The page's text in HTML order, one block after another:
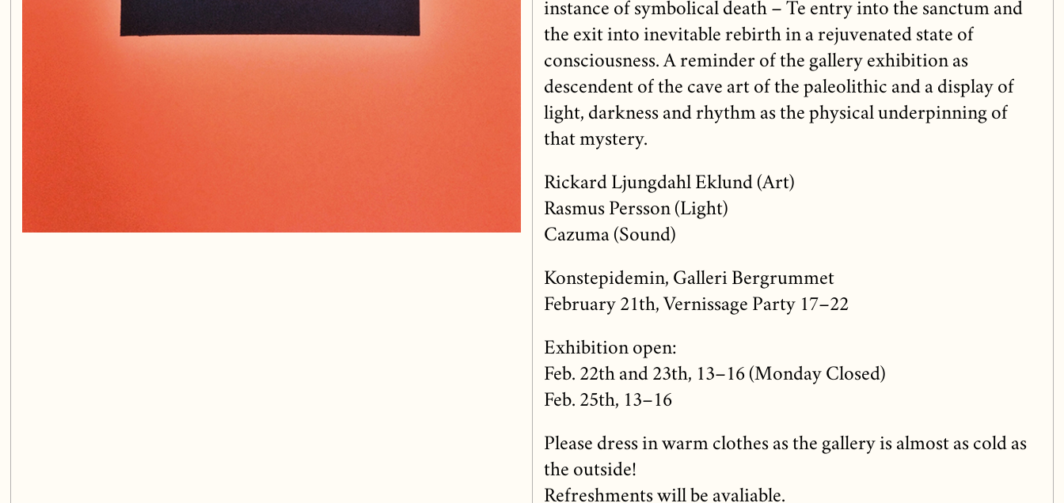
instance of symbolical death – Te entry into the sanctum and
the exit into inevitable rebirth in a rejuvenated state of
consciousness. A reminder of the gallery exhibition as
descendent of the cave art of the paleolithic and a display of
light, darkness and rhythm as the physical underpinning of
that mystery.
Rickard Ljungdahl Eklund (Art)
Rasmus Persson (Light)
Cazuma (Sound)
Konstepidemin, Galleri Bergrummet
February 21th, Vernissage Party 17–22
Exhibition open:
Feb. 22th and 23th, 13–16 (Monday Closed)
Feb. 25th, 13–16
Please dress in warm clothes as the gallery is almost as cold as
the outside!
Refreshments will be avaliable.